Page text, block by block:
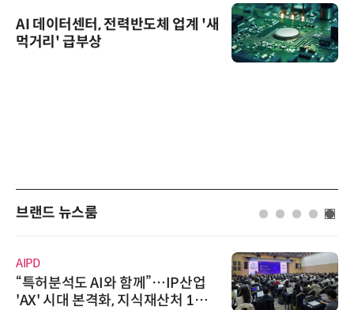
AI 데이터센터, 전력반도체 업계 '새
먹거리' 급부상
브랜드 뉴스룸
AIPD
“특허분석도 AI와 함께”…IP산업
'AX' 시대 본격화, 지식재산처 1호